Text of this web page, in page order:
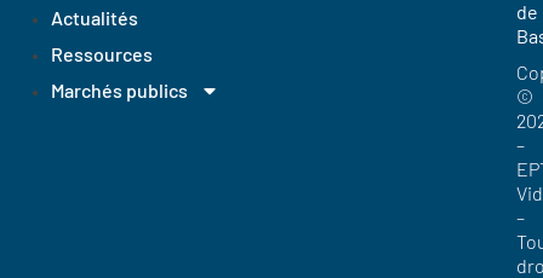
Actualités
Ressources
Marchés publics
de
©
–
–